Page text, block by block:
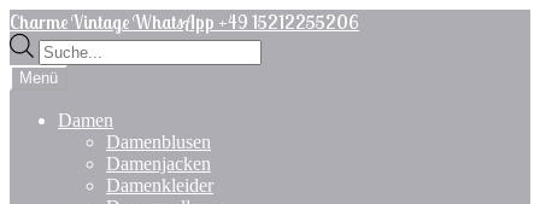
Zur
Navigation
springen
Zum
Inhalt
springen
Charme Vintage WhatsApp +49 15212255206
Products
search
Menü
Damen
Damenblusen
Damenjacken
Damenkleider